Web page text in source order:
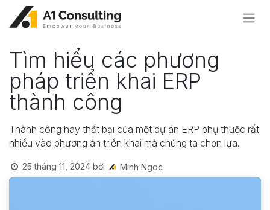
Bỏ qua để đến Nội dung
Tìm hiểu các phương
pháp triển khai ERP
thành công
Thành công hay thất bại của một dự án ERP phụ thuộc rất
nhiều vào phương án triển khai mà chúng ta chọn lựa.
25 tháng 11, 2024 bởi Minh Ngoc